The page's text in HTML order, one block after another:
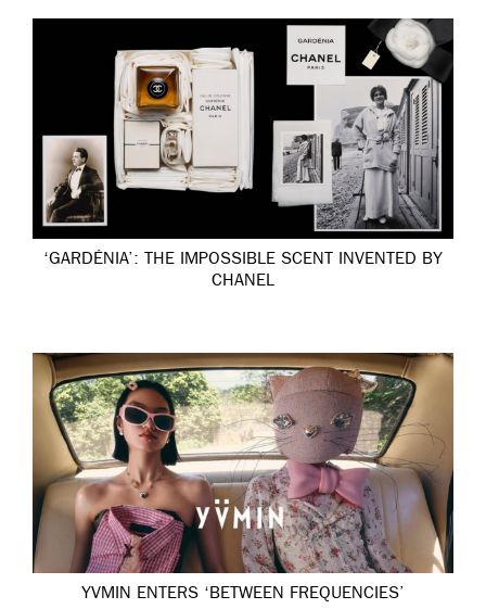
‘GARDÉNIA’: THE IMPOSSIBLE SCENT INVENTED BY
CHANEL
YVMIN ENTERS ‘BETWEEN FREQUENCIES’